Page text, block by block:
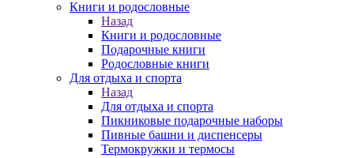
Книги и родословные
Назад
Книги и родословные
Подарочные книги
Родословные книги
Для отдыха и спорта
Назад
Для отдыха и спорта
Пикниковые подарочные наборы
Пивные башни и диспенсеры
Термокружки и термосы